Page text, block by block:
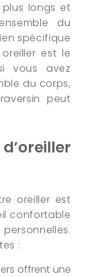
longs et
du
spécifique
est le
vous avez
du corps,
peut
oreiller est
confortable
:
offrent une